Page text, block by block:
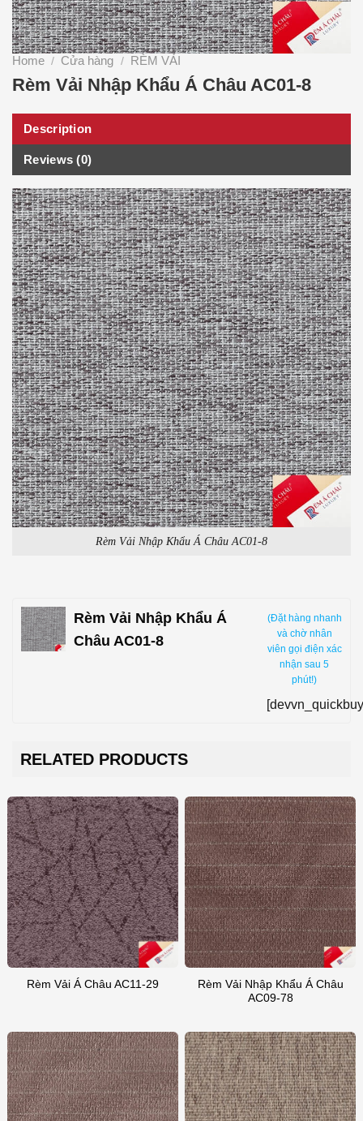
Home / Cửa hàng / RÈM VẢI
Rèm Vải Nhập Khẩu Á Châu AC01-8
Description
Reviews (0)
Rèm Vải Nhập Khẩu Á Châu AC01-8
Rèm Vải Nhập Khẩu Á
Châu AC01-8
(Đặt hàng nhanh
và chờ nhân
viên gọi điện xác
nhận sau 5
phút!)
RELATED PRODUCTS
Rèm Vải Á Châu AC11-29
Rèm Vải Nhập Khẩu Á Châu
AC09-78